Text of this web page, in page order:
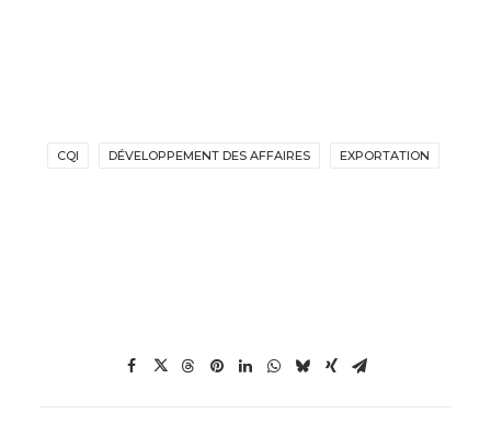
CQI DÉVELOPPEMENT DES AFFAIRES EXPORTATION